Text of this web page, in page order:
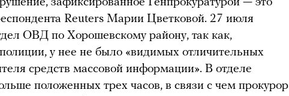
зафиксированное Генпрокуратурой — это
Reuters Марии Цветковой. 27 июля
ОВД по Хорошевскому району, так как,
у нее не было «видимых отличительных
средств массовой информации». В отделе
положенных трех часов, в связи с чем прокурор